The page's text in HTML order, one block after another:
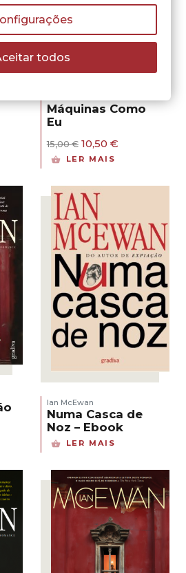
- 30%
Máquinas Como
Eu
15,00€ O
preço
15,00 €.
10,50 €O
10,50 €.
LER MAIS
Ian McEwan
Numa Casca de
Noz – Ebook
LER MAIS
todos